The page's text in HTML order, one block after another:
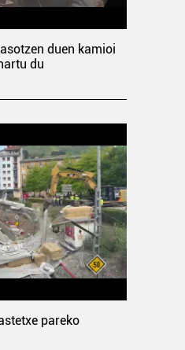
duen kamioi
du
pareko